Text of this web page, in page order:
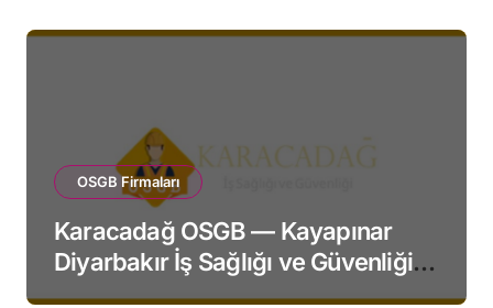
OSGB Firmaları
Karacadağ OSGB — Kayapınar
Diyarbakır İş Sağlığı ve Güvenliği
Firması